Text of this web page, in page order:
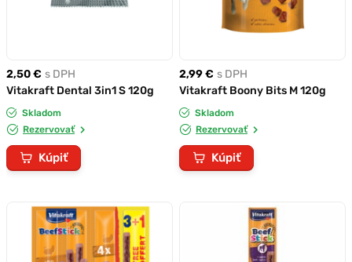
2,50 € s DPH
Vitakraft Dental 3in1 S 120g
Skladom
Rezervovať
Kúpiť
2,99 € s DPH
Vitakraft Boony Bits M 120g
Skladom
Rezervovať
Kúpiť